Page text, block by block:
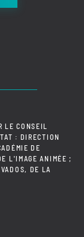
LE CONSEIL
: DIRECTION
DE
L'IMAGE ANIMÉE ;
DE LA